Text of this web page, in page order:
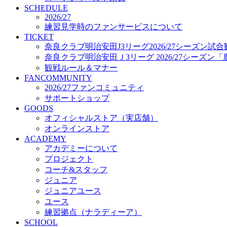
プロジェクト
コーチ&スタッフ
ジュニア
ジュニアユース
ユース
練習拠点（ナラディーア）
SCHOOL
CLUB
2026/27 パートナー企業
パートナー募集
クラブ理念
クラブ情報
サステナビリティ
Web制作支援
応援プロジェクト
SCHEDULE
2026/27
練習見学時のファンサービスについて
TICKET
奈良クラブ明治安田J3リーグ2026/27シーズン試合
奈良クラブ明治安田Ｊ3リーグ 2026/27シーズン「
観戦ルール＆マナー
FANCOMMUNITY
2026/27ファンコミュニティ
サポートショップ
GOODS
オフィシャルストア（実店舗）
オンラインストア
ACADEMY
アカデミーについて
プロジェクト
コーチ&スタッフ
ジュニア
ジュニアユース
ユース
練習拠点（ナラディーア）
SCHOOL